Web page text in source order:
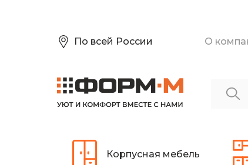
По всей России О
Корпусная мебель